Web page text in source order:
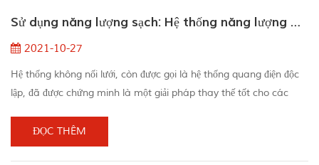
lượng được tạo...
Sử dụng năng lượng sạch: Hệ thống năng lượng mặt trời không nối lưới
2021-10-27
Hệ thống không nối lưới, còn được gọi là hệ thống quang điện độc
lập, đã được chứng minh là một giải pháp thay thế tốt cho các
này là một nhiệm vụ tốn kém hoặc không thực tế. Vì hệ thống
không được kết nối với lưới điện nên pin đóng một vai trò quan
ĐỌC THÊM